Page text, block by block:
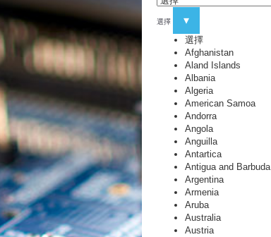
選擇 ▾
選擇
Afghanistan
Aland Islands
Albania
Algeria
American Samoa
Andorra
Angola
Anguilla
Antartica
Antigua and Barbuda
Argentina
Armenia
Aruba
Australia
Austria